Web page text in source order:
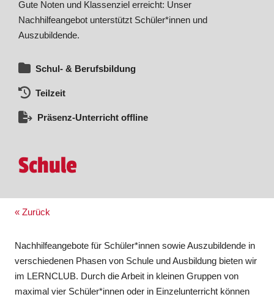
Gute Noten und Klassenziel erreicht: Unser
Nachhilfeangebot unterstützt Schüler*innen und
Auszubildende.
Schul- & Berufsbildung
Teilzeit
Präsenz-Unterricht offline
Schule
« Zurück
Nachhilfeangebote für Schüler*innen sowie Auszubildende in
verschiedenen Phasen von Schule und Ausbildung bieten wir
im LERNCLUB. Durch die Arbeit in kleinen Gruppen von
maximal vier Schüler*innen oder in Einzelunterricht können